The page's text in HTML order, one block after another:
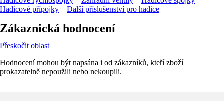
Hadicové přípojky
Další příslušenství pro hadice
Zákaznická hodnocení
Přeskočit oblast
Hodnocení mohou být napsána i od zákazníků, kteří zboží
prokazatelně nepoužili nebo nekoupili.